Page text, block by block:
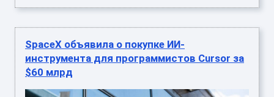
SpaceX объявила о покупке ИИ-
инструмента для программистов Cursor за
$60 млрд